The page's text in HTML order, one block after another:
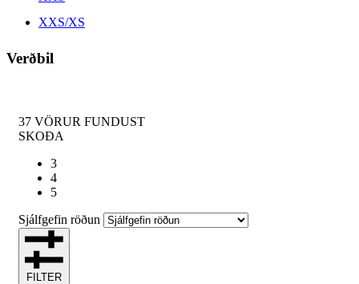
XXS/XS
Verðbil
37 VÖRUR FUNDUST
SKOÐA
3
4
5
Sjálfgefin röðun
FILTER